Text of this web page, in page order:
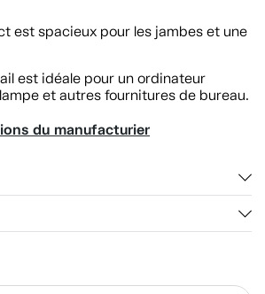
est spacieux pour les jambes et une
est idéale pour un ordinateur
et autres fournitures de bureau.
du manufacturier